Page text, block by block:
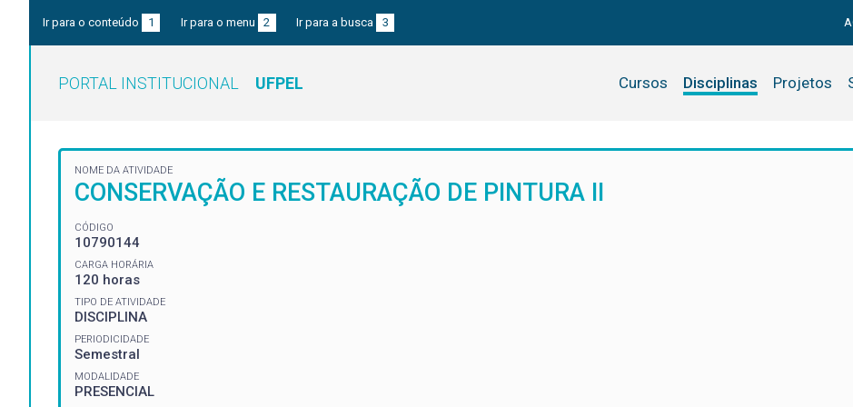
Ir para o conteúdo 1 Ir para o menu 2 Ir para a busca 3
PORTAL INSTITUCIONAL UFPEL Cursos Disciplinas Projetos
NOME DA ATIVIDADE
CONSERVAÇÃO E RESTAURAÇÃO DE PINTURA II
CÓDIGO
10790144
CARGA HORÁRIA
120 horas
TIPO DE ATIVIDADE
DISCIPLINA
PERIODICIDADE
Semestral
MODALIDADE
PRESENCIAL